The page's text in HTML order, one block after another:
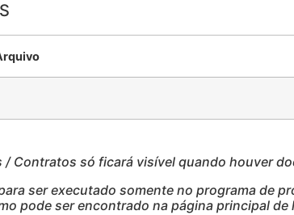
/ Contratos só ficará visível quando houver
ser executado somente no programa de
pode ser encontrado na página principal de